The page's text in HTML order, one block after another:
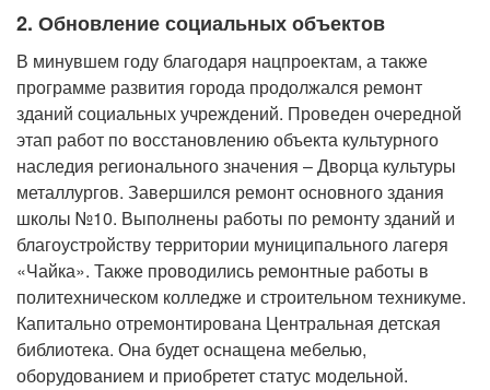
2. Обновление социальных объектов
В минувшем году благодаря нацпроектам, а также
программе развития города продолжался ремонт
зданий социальных учреждений. Проведен очередной
этап работ по восстановлению объекта культурного
наследия регионального значения – Дворца культуры
металлургов. Завершился ремонт основного здания
школы №10. Выполнены работы по ремонту зданий и
благоустройству территории муниципального лагеря
«Чайка». Также проводились ремонтные работы в
политехническом колледже и строительном техникуме.
Капитально отремонтирована Центральная детская
библиотека. Она будет оснащена мебелью,
оборудованием и приобретет статус модельной.